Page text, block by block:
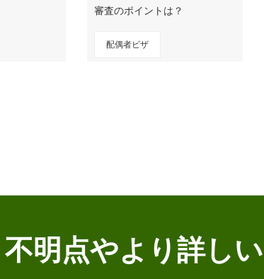
審査のポイントは？
配偶者ビザ
不明点やより詳し